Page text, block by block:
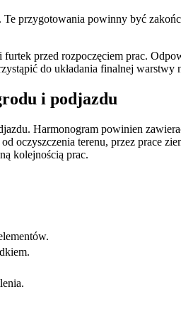
przygotowania powinny być
przed rozpoczęciem prac.
do układania finalnej
i podjazdu
Harmonogram powinien
oczyszczenia terenu, przez prace
kolejnością prac.